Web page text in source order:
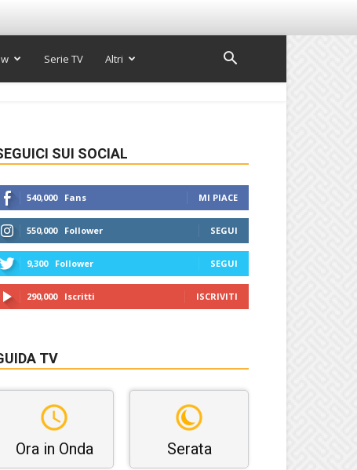
Serie TV Altri
SUI SOCIAL
540,000 Fans MI PIACE
550,000 Follower SEGUI
9,300 Follower SEGUI
290,000 Iscritti ISCRIVITI
TV
Ora in Onda Serata